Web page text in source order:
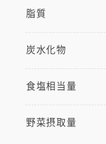
脂質
炭水化物
食塩相当量
野菜摂取量